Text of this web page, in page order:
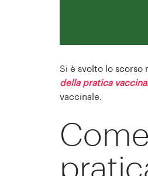
Si è svolto lo scorso
della pratica
vaccinale.